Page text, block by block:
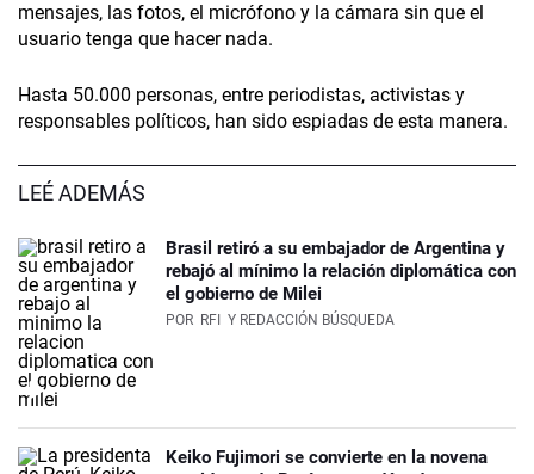
mensajes, las fotos, el micrófono y la cámara sin que el
usuario tenga que hacer nada.
Hasta 50.000 personas, entre periodistas, activistas y
responsables políticos, han sido espiadas de esta manera.
LEÉ ADEMÁS
Brasil retiró a su embajador de Argentina y
rebajó al mínimo la relación diplomática con
el gobierno de Milei
POR RFI Y REDACCIÓN BÚSQUEDA
Keiko Fujimori se convierte en la novena